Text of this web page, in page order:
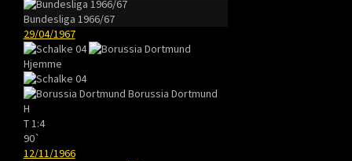
Bundesliga 1966/67
29/04/1967
Hjemme
Borussia Dortmund
H
T 1:4
90`
12/11/1966